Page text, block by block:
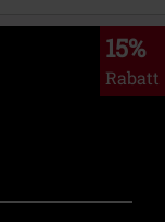
15%
Rabatt